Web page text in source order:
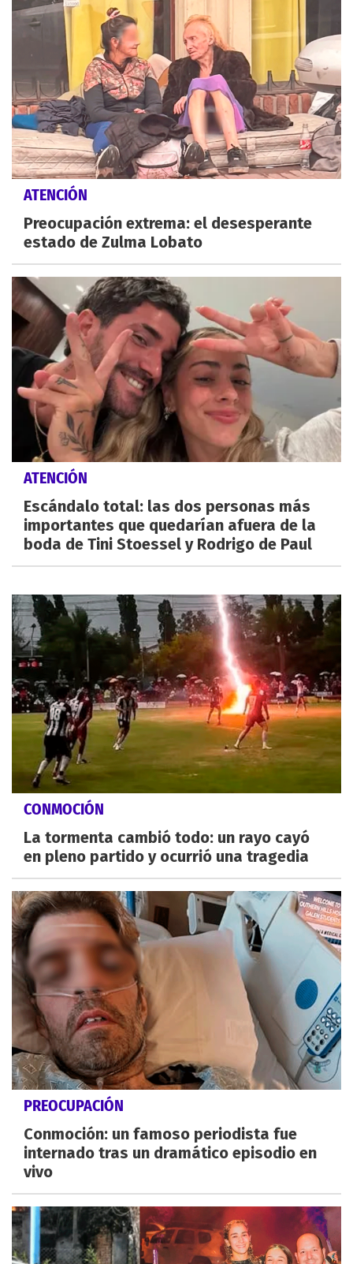
ATENCIÓN
Preocupación extrema: el desesperante
estado de Zulma Lobato
ATENCIÓN
Escándalo total: las dos personas más
importantes que quedarían afuera de la
boda de Tini Stoessel y Rodrigo de Paul
CONMOCIÓN
La tormenta cambió todo: un rayo cayó
en pleno partido y ocurrió una tragedia
PREOCUPACIÓN
Conmoción: un famoso periodista fue
internado tras un dramático episodio en
vivo